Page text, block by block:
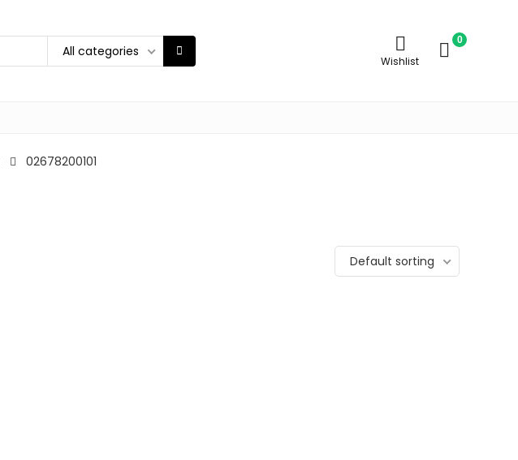
All categories
Wishlist
0
02678200101
Default sorting